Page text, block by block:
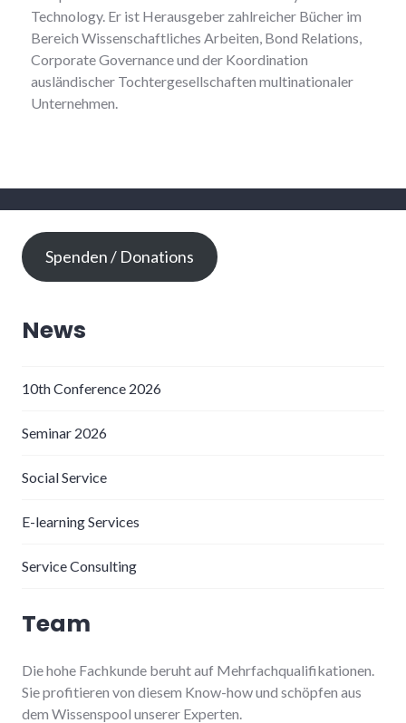
Technology. Er ist Herausgeber zahlreicher Bücher im
Bereich Wissenschaftliches Arbeiten, Bond Relations,
Corporate Governance und der Koordination
ausländischer Tochtergesellschaften multinationaler
Unternehmen.
Spenden / Donations
News
10th Conference 2026
Seminar 2026
Social Service
E-learning Services
Service Consulting
Team
Die hohe Fachkunde beruht auf Mehrfachqualifikationen.
Sie profitieren von diesem Know-how und schöpfen aus
dem Wissenspool unserer Experten.